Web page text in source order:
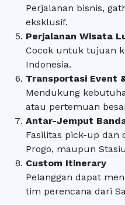
Perjalanan bisnis,
eksklusif.
Perjalanan Wisata
Cocok untuk tujuan
Indonesia.
Transportasi Event
Mendukung
atau pertemuan
Antar-Jemput
Fasilitas pick-up dan
Progo, maupun
Custom Itinerary
Pelanggan dapat
tim perencana dari